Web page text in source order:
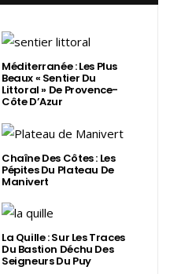
Méditerranée : Les Plus
Beaux « Sentier Du
Littoral » De Provence-
Côte D’Azur
Chaîne Des Côtes : Les
Pépites Du Plateau De
Manivert
La Quille : Sur Les Traces
Du Bastion Déchu Des
Seigneurs Du Puy